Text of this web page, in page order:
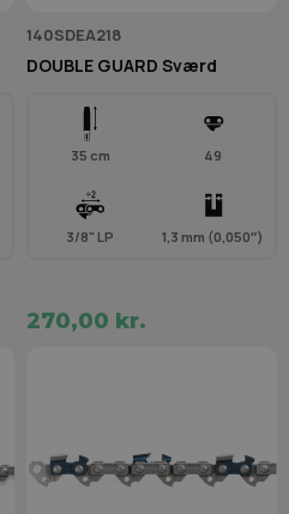
140SDEA218
DOUBLE GUARD Sværd
35 cm 49
3/8" LP 1,3 mm (0,050″)
270,00 kr.